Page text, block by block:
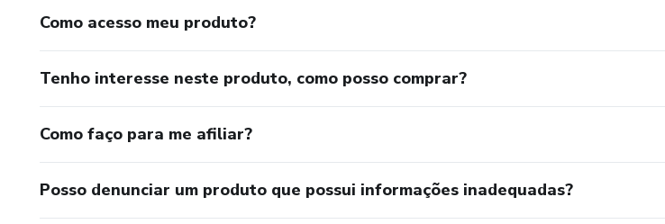
Como acesso meu produto?
Tenho interesse neste produto, como posso comprar?
Como faço para me afiliar?
Posso denunciar um produto que possui informações inadequadas?